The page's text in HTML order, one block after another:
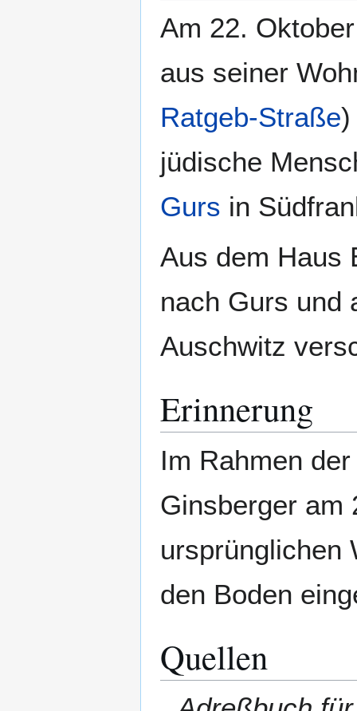
Am 22.
aus seiner
Ratgeb-Straße)
jüdische
Gurs in
Aus dem Haus
nach Gurs und
Auschwitz
Erinnerung
Im Rahmen
Ginsberger am
ursprünglichen
den Boden
Quellen